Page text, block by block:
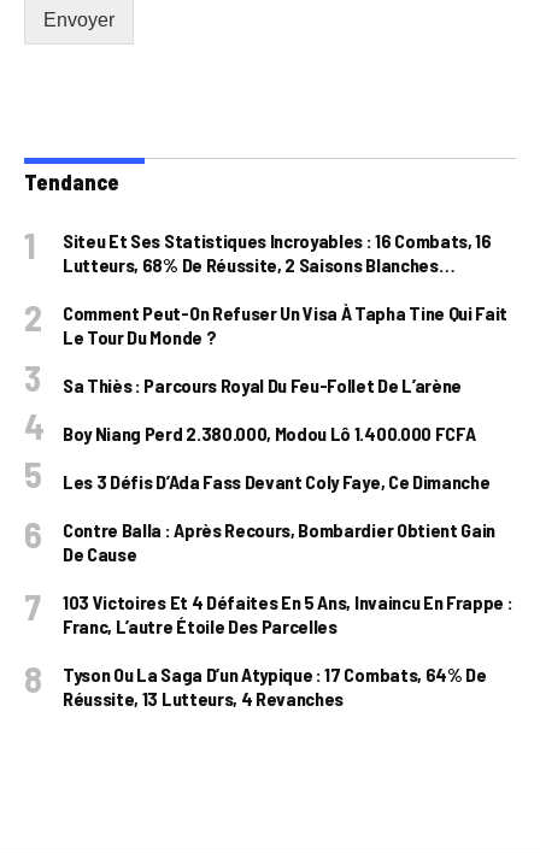
Envoyer
Tendance
Siteu Et Ses Statistiques Incroyables : 16 Combats, 16
Lutteurs, 68% De Réussite, 2 Saisons Blanches…
Comment Peut-On Refuser Un Visa À Tapha Tine Qui Fait
Le Tour Du Monde ?
Sa Thiès : Parcours Royal Du Feu-Follet De L’arène
Boy Niang Perd 2.380.000, Modou Lô 1.400.000 FCFA
Les 3 Défis D’Ada Fass Devant Coly Faye, Ce Dimanche
Contre Balla : Après Recours, Bombardier Obtient Gain
De Cause
103 Victoires Et 4 Défaites En 5 Ans, Invaincu En Frappe :
Franc, L’autre Étoile Des Parcelles
Tyson Ou La Saga D’un Atypique : 17 Combats, 64% De
Réussite, 13 Lutteurs, 4 Revanches